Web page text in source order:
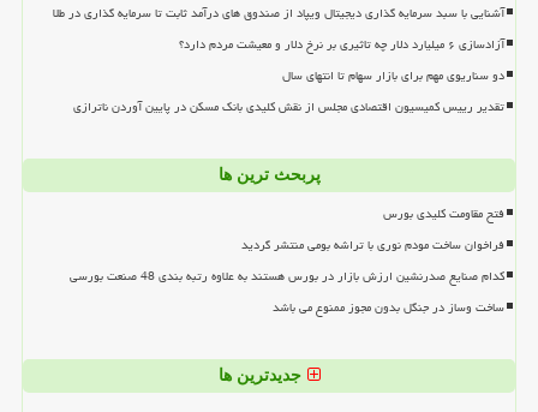
آشنایی با سبد سرمایه گذاری دیجیتال ویپاد از صندوق های درآمد ثابت تا سرمایه گذاری در طلا
آزادسازی ۶ میلیارد دلار چه تاثیری بر نرخ دلار و معیشت مردم دارد؟
دو سناریوی مهم برای بازار سهام تا انتهای سال
تقدیر رییس کمیسیون اقتصادی مجلس از نقش کلیدی بانک مسکن در پایین آوردن ناترازی
پربحث ترین ها
فتح مقاومت کلیدی بورس
فراخوان ساخت مودم نوری با تراشه بومی منتشر گردید
کدام صنایع صدرنشین ارزش بازار در بورس هستند به علاوه رتبه بندی 48 صنعت بورسی
ساخت وساز در جنگل بدون مجوز ممنوع می باشد
جدیدترین ها